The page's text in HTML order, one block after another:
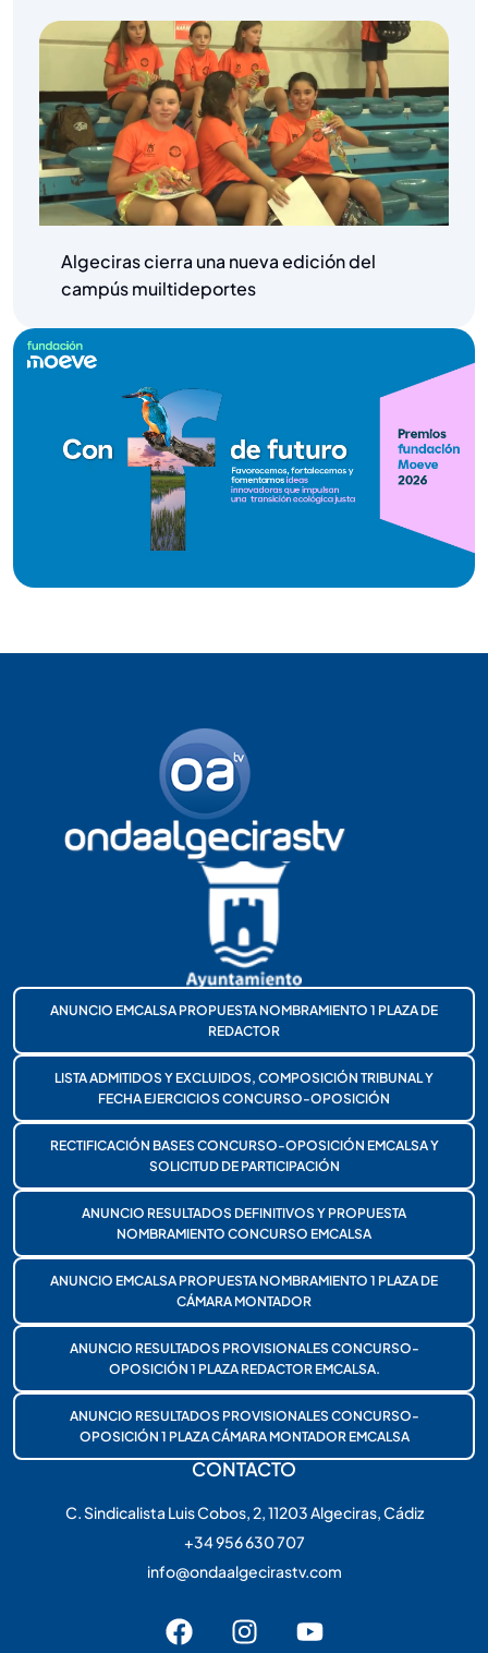
Algeciras cierra una nueva edición del
campús muiltideportes
ANUNCIO EMCALSA PROPUESTA NOMBRAMIENTO 1 PLAZA DE
REDACTOR
LISTA ADMITIDOS Y EXCLUIDOS, COMPOSICIÓN TRIBUNAL Y
FECHA EJERCICIOS CONCURSO-OPOSICIÓN
RECTIFICACIÓN BASES CONCURSO-OPOSICIÓN EMCALSA Y
SOLICITUD DE PARTICIPACIÓN
ANUNCIO RESULTADOS DEFINITIVOS Y PROPUESTA
NOMBRAMIENTO CONCURSO EMCALSA
ANUNCIO EMCALSA PROPUESTA NOMBRAMIENTO 1 PLAZA DE
CÁMARA MONTADOR
ANUNCIO RESULTADOS PROVISIONALES CONCURSO-
OPOSICIÓN 1 PLAZA REDACTOR EMCALSA.
ANUNCIO RESULTADOS PROVISIONALES CONCURSO-
OPOSICIÓN 1 PLAZA CÁMARA MONTADOR EMCALSA
CONTACTO
C. Sindicalista Luis Cobos, 2, 11203 Algeciras, Cádiz
+34 956 630 707
info@ondaalgecirastv.com